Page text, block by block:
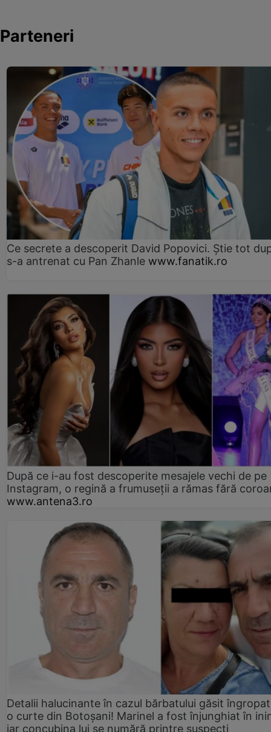
Parteneri
Ce secrete a descoperit David Popovici. Știe tot
s-a antrenat cu Pan Zhanle www.fanatik.ro
După ce i-au fost descoperite mesajele vechi de pe
Instagram, o regină a frumuseții a rămas fără
www.antena3.ro
Detalii halucinante în cazul bărbatului găsit
o curte din Botoșani! Marinel a fost înjunghiat în
iar concubina lui se numără printre suspecți